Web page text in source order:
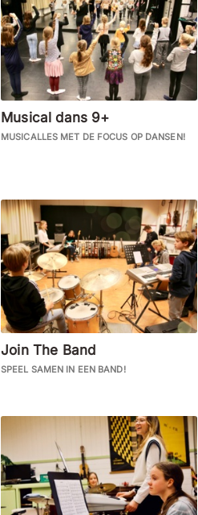
Musical dans 9+
MUSICALLES MET DE FOCUS OP DANSEN!
Join The Band
SPEEL SAMEN IN EEN BAND!